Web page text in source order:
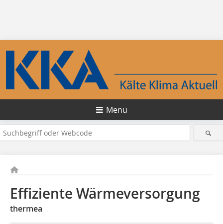
Menü
Effiziente Wärmeversorgung
thermea